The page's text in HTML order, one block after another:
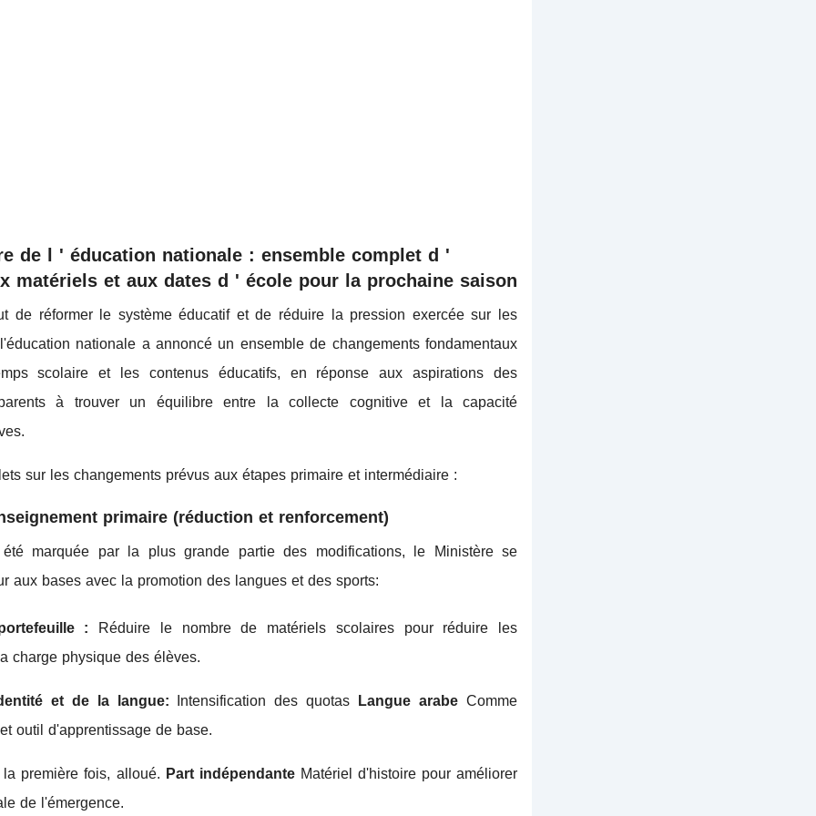
de l ' éducation nationale : ensemble complet d '
matériels et aux dates d ' école pour la prochaine saison
réformer le système éducatif et de réduire la pression exercée sur les
nationale a annoncé un ensemble de changements fondamentaux
scolaire et les contenus éducatifs, en réponse aux aspirations des
à trouver un équilibre entre la collecte cognitive et la capacité
sur les changements prévus aux étapes primaire et intermédiaire :
primaire (réduction et renforcement)
marquée par la plus grande partie des modifications, le Ministère se
aux bases avec la promotion des langues et des sports:
: Réduire le nombre de matériels scolaires pour réduire les
charge physique des élèves.
et de la langue: Intensification des quotas Langue arabe Comme
outil d'apprentissage de base.
première fois, alloué. Part indépendanteMatériel d'histoire pour améliorer
de l'émergence.